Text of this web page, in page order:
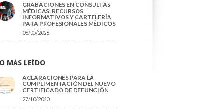
GRABACIONES EN CONSULTAS
MÉDICAS: RECURSOS
INFORMATIVOS Y CARTELERÍA
PARA PROFESIONALES MÉDICOS
06/05/2026
MÁS LEÍDO
ACLARACIONES PARA LA
CUMPLIMENTACIÓN DEL NUEVO
CERTIFICADO DE DEFUNCIÓN
27/10/2020